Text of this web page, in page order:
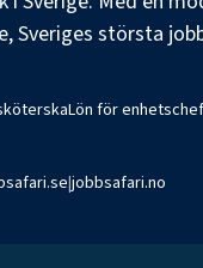
Sveriges största
Lön för enhetschef
|jobbsafari.no